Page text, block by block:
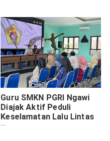
Guru SMKN PGRI Ngawi
Diajak Aktif Peduli
Keselamatan Lalu Lintas
Siswa Melalui Program